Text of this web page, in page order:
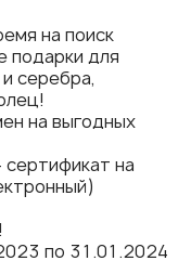
на поиск
подарки для
серебра,
на выгодных
на
по 31.01.2024